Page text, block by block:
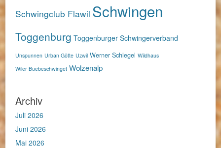
Schwingclub Flawil Schwingen
Toggenburg Toggenburger Schwingerverband
Unspunnen Urban Götte Uzwil Werner Schlegel Wildhaus
Wiler Buebeschwinget Wolzenalp
Archiv
Juli 2026
Juni 2026
Mai 2026